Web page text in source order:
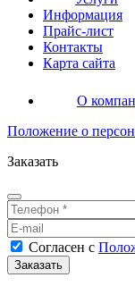
Информация
Прайс-лист
Контакты
Карта сайта
О
Положение о
Заказать
Согласен с